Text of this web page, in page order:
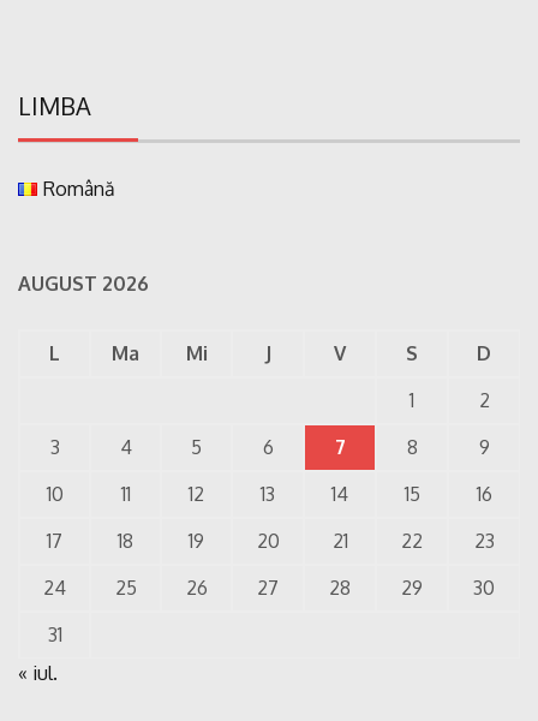
LIMBA
Română
AUGUST 2026
L Ma Mi J V S
D
1
2
3
4 5 6 7 8
9
10
11 12 13 14 15
16
17
18 19 20 21 22
23
24
25 26 27 28 29
30
31
« iul.